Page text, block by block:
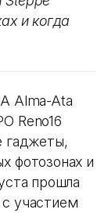
и когда
Alma-Ata
Reno16
гаджеты,
фотозонах и
прошла
с участием